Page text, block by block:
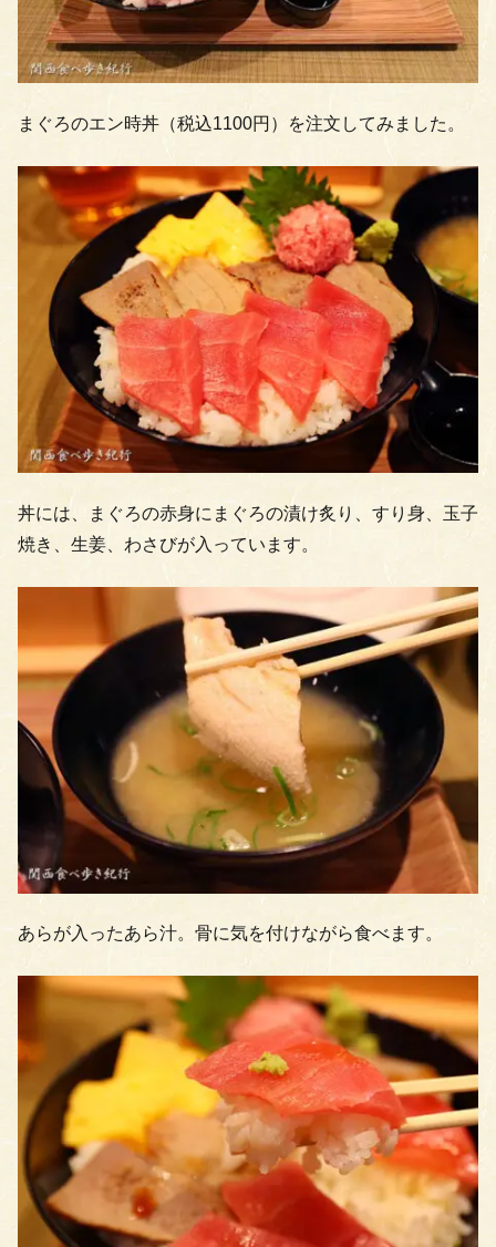
まぐろのエン時丼（税込1100円）を注文してみました。
丼には、まぐろの赤身にまぐろの漬け炙り、すり身、玉子
焼き、生姜、わさびが入っています。
あらが入ったあら汁。骨に気を付けながら食べます。